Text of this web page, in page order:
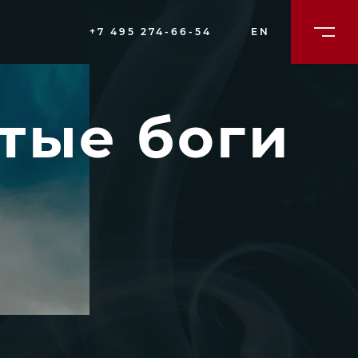
+7 495 274-66-54 EN
боги